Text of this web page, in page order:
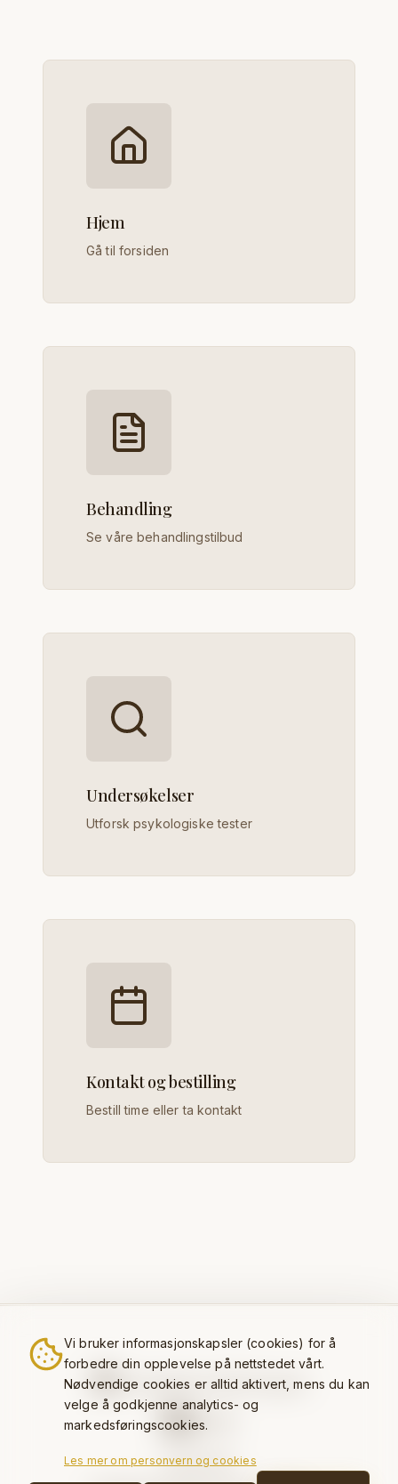
Vi bruker informasjonskapsler (cookies) for å
forbedre din opplevelse på nettstedet vårt.
Nødvendige cookies er alltid aktivert, mens du kan
velge å godkjenne analytics- og
markedsføringscookies.
Les mer om personvern og cookies
Hjem
Gå til forsiden
Behandling
Se våre behandlingstilbud
Undersøkelser
Utforsk psykologiske tester
Kontakt og bestilling
Bestill time eller ta kontakt
Sverresgate 19, 3921 Porsgrunn
Kontakt
Personvern